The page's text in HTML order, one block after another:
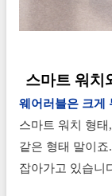
스마트 워치
웨어러블은 크게
스마트 워치 형
같은 형태 말이
잡아가고 있습니